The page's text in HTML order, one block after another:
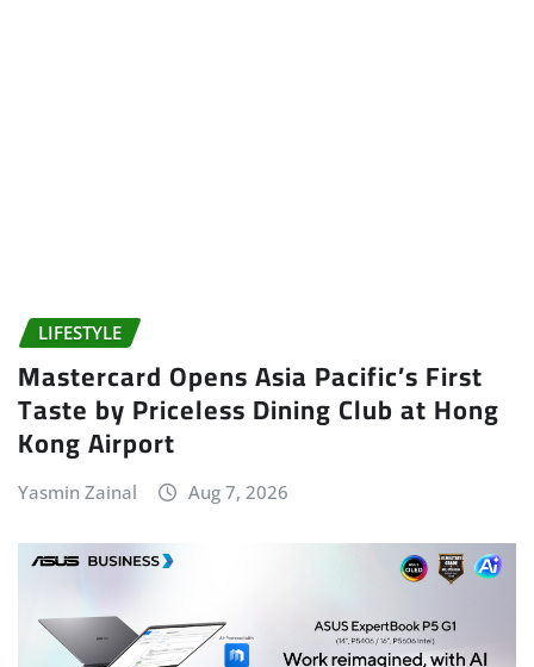
LIFESTYLE
Mastercard Opens Asia Pacific’s First
Taste by Priceless Dining Club at Hong
Kong Airport
Yasmin Zainal Aug 7, 2026